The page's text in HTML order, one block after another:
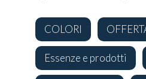
COLORI
Essenze e prodotti